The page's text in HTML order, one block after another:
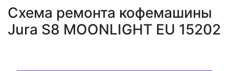
Схема ремонта кофемашины
Jura S8 MOONLIGHT EU 15202